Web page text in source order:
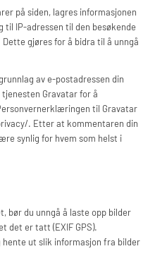
på siden, lagres informasjonen
IP-adressen til den besøkende
gjøres for å bidra til å unngå
av e-postadressen din
Gravatar for å
til Gravatar
. Etter at kommentaren din
synlig for hvem som helst i
bør du unngå å laste opp bilder
det er tatt (EXIF GPS).
hente ut slik informasjon fra bilder